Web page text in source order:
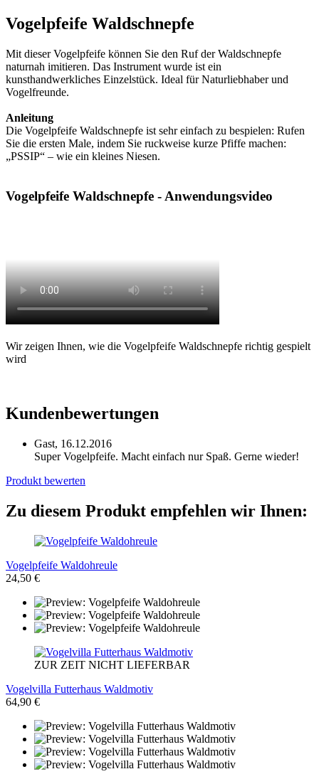
Vogelpfeife Waldschnepfe
Mit dieser Vogelpfeife können Sie den Ruf der Waldschnepfe
naturnah imitieren. Das Instrument wurde ist ein
kunsthandwerkliches Einzelstück. Ideal für Naturliebhaber und
Vogelfreunde.
Anleitung
Die Vogelpfeife Waldschnepfe ist sehr einfach zu bespielen: Rufen
Sie die ersten Male, indem Sie ruckweise kurze Pfiffe machen:
„PSSIP“ – wie ein kleines Niesen.
Vogelpfeife Waldschnepfe - Anwendungsvideo
Wir zeigen Ihnen, wie die Vogelpfeife Waldschnepfe richtig gespielt
wird
Kundenbewertungen
Gast, 16.12.2016
Super Vogelpfeife. Macht einfach nur Spaß. Gerne wieder!
Produkt bewerten
Zu diesem Produkt empfehlen wir Ihnen:
Vogelpfeife Waldohreule
24,50 €
ZUR ZEIT NICHT LIEFERBAR
Vogelvilla Futterhaus Waldmotiv
64,90 €